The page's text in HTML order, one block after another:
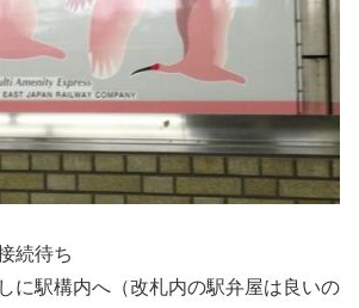
続待ち
に駅構内へ（改札内の駅弁屋は良いの